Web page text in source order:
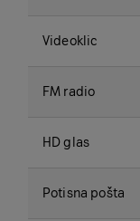
Videoklic
FM radio
HD glas
Potisna pošta